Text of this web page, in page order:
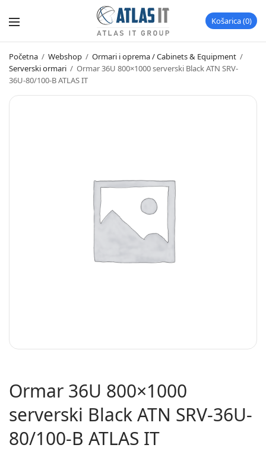
Košarica 0
Početna / Webshop / Ormari i oprema / Cabinets & Equipment /
Serverski ormari / Ormar 36U 800×1000 serverski Black ATN SRV-
36U-80/100-B ATLAS IT
Ormar 36U 800×1000
serverski Black ATN SRV-36U-
80/100-B ATLAS IT